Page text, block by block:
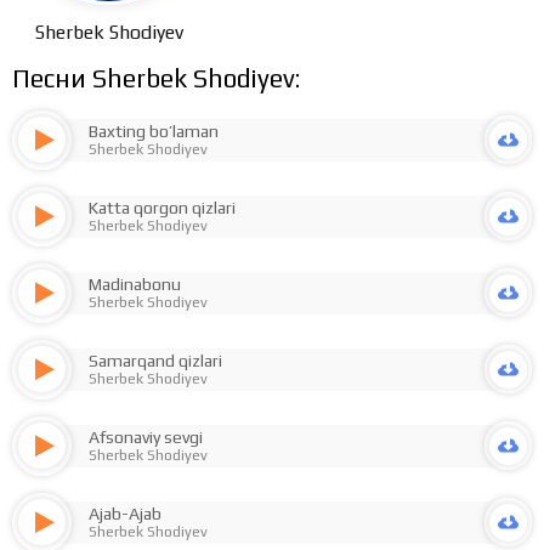
Sherbek Shodiyev
Песни Sherbek Shodiyev:
Baxting bo’laman
Sherbek Shodiyev
Katta qorgon qizlari
Sherbek Shodiyev
Madinabonu
Sherbek Shodiyev
Samarqand qizlari
Sherbek Shodiyev
Afsonaviy sevgi
Sherbek Shodiyev
Ajab-Ajab
Sherbek Shodiyev